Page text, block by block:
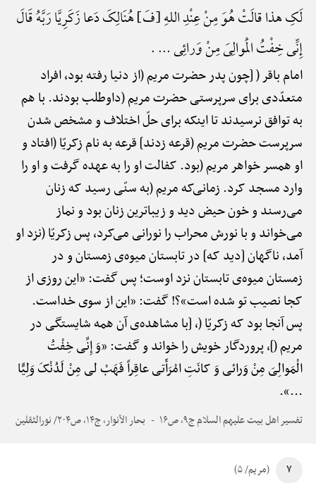
لَکِ هذا قالَتْ هُوَ مِنْ عِنْدِ اللهِ {فَ} هُنَالِکَ دَعا زَکَرِیَّا رَبَّهُ قَالَ
إِنِّی خِفْتُ الْمَوالِیَ مِنْ وَرائِی ... .
امام باقر ( [چون پدر حضرت مریم (از دنیا رفته بود، افراد
متعدّدی برای سرپرستی حضرت مریم (داوطلب بودند. با هم
به توافق نرسیدند تا اینکه برای حلّ اختلاف و مشخص شدن
سرپرست حضرت مریم (قرعه زدند] قرعه به نام زکریّا (افتاد و
او همسر خواهر مریم (بود. کفالت او را به عهده گرفت و او را
وارد مسجد کرد. زمانی‌که مریم (به سنّی رسید که زنان
می‌رسند و خون حیض دید و زیباترین زنان بود و نماز
می‌خواند و با نورش محراب را نورانی می‌کرد، پس زکریّا (نزد او
آمد، ناگهان [دید که] در تابستان میوه‌ی زمستان و در
زمستان میوه‌ی تابستان نزد اوست؛ پس گفت: «این روزی از
کجا نصیب تو شده است»؟! گفت: «این از سوی خداست.
پس آنجا بود که زکریّا (، [با مشاهده‌ی آن همه شایستگی در
مریم (]، پروردگار خویش را خواند و گفت: «وَ إِنِّی خِفْتُ
الْمَوالِیَ مِنْ وَرائی وَ کانَتِ امْرَأَتی عاقِراً فَهَبْ لی مِنْ لَدُنْکَ وَلِیًّا
...».
تفسیر اهل بیت علیهم السلام ج۹، ص۱۶ بحار الأنوار، ج۱۴، ص۲۰۴/ نورالثقلین
۷ (مریم/ ۵)